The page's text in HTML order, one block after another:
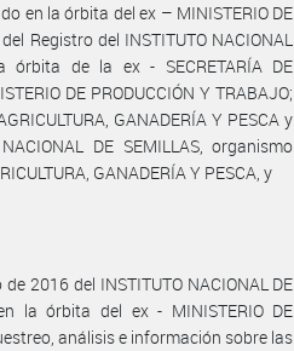
en la órbita del ex – MINISTERIO DE
Registro del INSTITUTO NACIONAL
órbita de la ex - SECRETARÍA DE
DE PRODUCCIÓN Y TRABAJO;
GANADERÍA Y PESCA y
DE SEMILLAS, organismo
GANADERÍA Y PESCA, y
2016 del INSTITUTO NACIONAL DE
la órbita del ex - MINISTERIO DE
análisis e información sobre las